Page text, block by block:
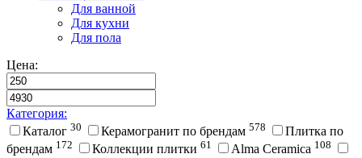
Для ванной
Для кухни
Для пола
Цена:
Категория:
Каталог 30 Керамогранит по брендам 578
Плитка по
брендам 172 Коллекции плитки 61 Alma Ceramica 108